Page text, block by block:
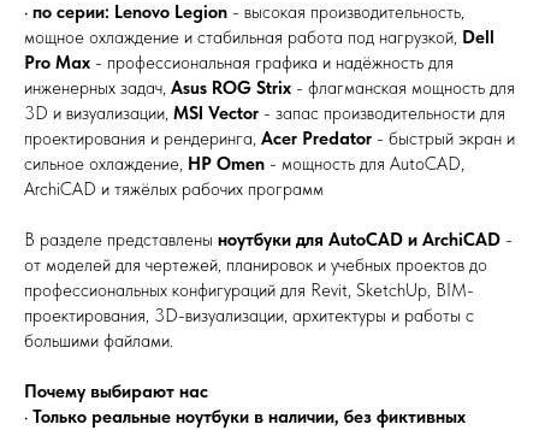
• по серии: Lenovo Legion - высокая производительность,
мощное охлаждение и стабильная работа под нагрузкой, Dell
Pro Max - профессиональная графика и надёжность для
инженерных задач, Asus ROG Strix - флагманская мощность для
3D и визуализации, MSI Vector - запас производительности для
проектирования и рендеринга, Acer Predator - быстрый экран и
сильное охлаждение, HP Omen - мощность для AutoCAD,
ArchiCAD и тяжёлых рабочих программ
В разделе представлены ноутбуки для AutoCAD и ArchiCAD -
от моделей для чертежей, планировок и учебных проектов до
профессиональных конфигураций для Revit, SketchUp, BIM-
проектирования, 3D-визуализации, архитектуры и работы с
большими файлами.
Почему выбирают нас
• Только реальные ноутбуки в наличии, без фиктивных